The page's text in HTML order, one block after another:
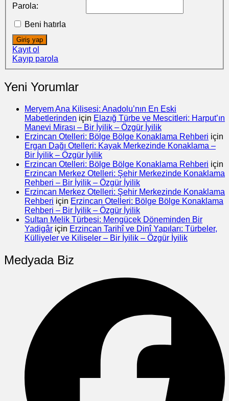
Parola:
Beni hatırla
Giriş yap
Kayıt ol
Kayıp parola
Yeni Yorumlar
Meryem Ana Kilisesi: Anadolu’nın En Eski
Mabetlerinden için Elazığ Türbe ve Mescitleri: Harput’ın
Manevi Mirası – Bir İyilik – Özgür İyilik
Erzincan Otelleri: Bölge Bölge Konaklama Rehberi için
Ergan Dağı Otelleri: Kayak Merkezinde Konaklama –
Bir İyilik – Özgür İyilik
Erzincan Otelleri: Bölge Bölge Konaklama Rehberi için
Erzincan Merkez Otelleri: Şehir Merkezinde Konaklama
Rehberi – Bir İyilik – Özgür İyilik
Erzincan Merkez Otelleri: Şehir Merkezinde Konaklama
Rehberi için Erzincan Otelleri: Bölge Bölge Konaklama
Rehberi – Bir İyilik – Özgür İyilik
Sultan Melik Türbesi: Mengücek Döneminden Bir
Yadigâr için Erzincan Tarihî ve Dinî Yapıları: Türbeler,
Külliyeler ve Kiliseler – Bir İyilik – Özgür İyilik
Medyada Biz